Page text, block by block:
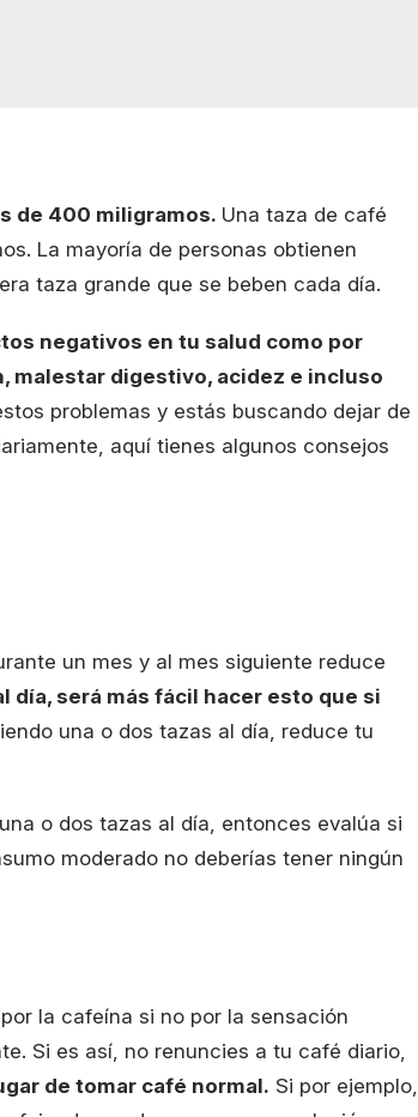
de 400 miligramos. Una taza de café
La mayoría de personas obtienen
taza grande que se beben cada día.
negativos en tu salud como por
malestar digestivo, acidez e incluso
problemas y estás buscando dejar de
aquí tienes algunos consejos
un mes y al mes siguiente reduce
día, será más fácil hacer esto que si
una o dos tazas al día, reduce tu
o dos tazas al día, entonces evalúa si
moderado no deberías tener ningún
la cafeína si no por la sensación
Si es así, no renuncies a tu café diario,
de tomar café normal. Si por ejemplo,